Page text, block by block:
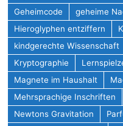
Geheimcode
geheime
Hieroglyphen entziffern
kindgerechte Wissenschaft
Kryptographie
Magnete im Haushalt
Mehrsprachige Inschriften
Newtons Gravitation